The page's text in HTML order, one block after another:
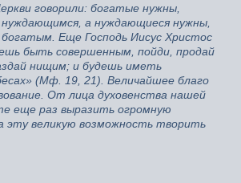
говорили: богатые нужны,
а нуждающиеся нужны,
Еще Господь Иисус Христос
быть совершенным, пойди, продай
нищим; и будешь иметь
(Мф. 19, 21). Величайшее благо
От лица духовенства нашей
еще раз выразить огромную
эту великую возможность творить